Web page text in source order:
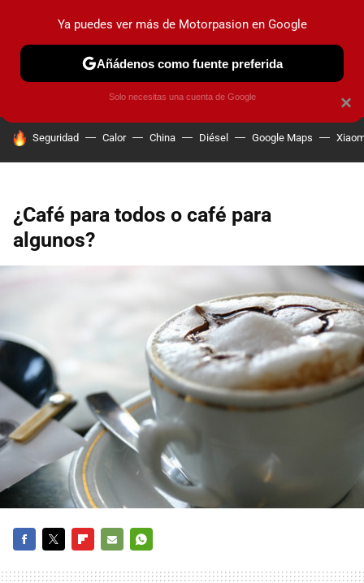
PRUEBAS COCHES ELÉCTRICOS OBSERVATORIO
HOY SE HABLA DE
Seguridad Calor China Diésel Google Maps
¿Café para todos o café para
algunos?
×
Ya puedes ver más de Motorpasion en Google
Añádenos como fuente preferida
Solo necesitas una cuenta de Google